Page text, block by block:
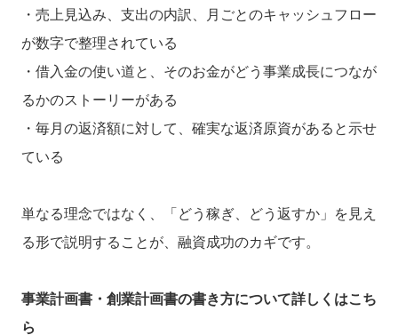
・売上見込み、支出の内訳、月ごとのキャッシュフロー
が数字で整理されている
・借入金の使い道と、そのお金がどう事業成長につなが
るかのストーリーがある
・毎月の返済額に対して、確実な返済原資があると示せ
ている
単なる理念ではなく、「どう稼ぎ、どう返すか」を見え
る形で説明することが、融資成功のカギです。
事業計画書・創業計画書の書き方について詳しくはこち
ら